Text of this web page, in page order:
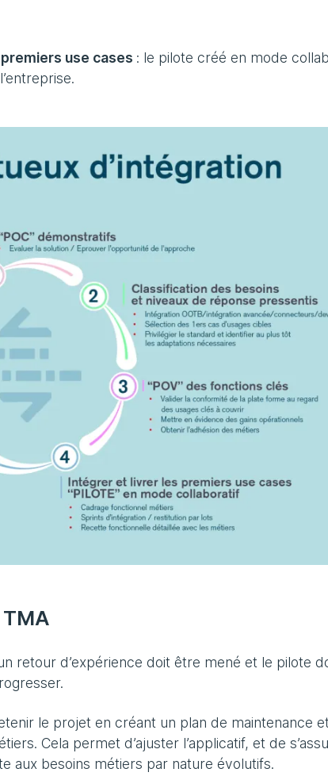
use cases : le pilote créé en mode
retour d’expérience doit être mené et le pilote
le projet en créant un plan de maintenance
Cela permet d’ajuster l’applicatif, et de
aux besoins métiers par nature évolutifs.